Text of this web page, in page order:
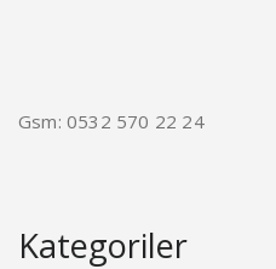
Gsm: 0532 570 22 24
Kategoriler